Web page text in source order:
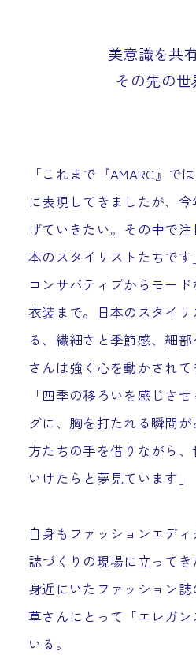
美意識を共
その先の世
「これまで『AMARC』で
に表現してきましたが、
げていきたい。その中で
本のスタイリストたちです」
コンサバティブからモー
衣装まで。日本のスタイ
る、繊細さと季節感、細
さんは強く心を動かされて
「四季の移ろいを感じさ
グに、胸を打たれる瞬間
方たちの手を借りながら
いけたらと夢見ています」
自身もファッションエデ
誌づくりの現場に立ってき
身近にいたファッション
草さんにとって「エレガ
いる。